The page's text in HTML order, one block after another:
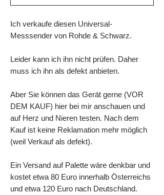
Ich verkaufe diesen Universal-
Messsender von Rohde & Schwarz.
Leider kann ich ihn nicht prüfen. Daher
muss ich ihn als defekt anbieten.
Aber Sie können das Gerät gerne (VOR
DEM KAUF) hier bei mir anschauen und
auf Herz und Nieren testen. Nach dem
Kauf ist keine Reklamation mehr möglich
(weil Verkauf als defekt).
Ein Versand auf Palette wäre denkbar und
kostet etwa 80 Euro innerhalb Österreichs
und etwa 120 Euro nach Deutschland.